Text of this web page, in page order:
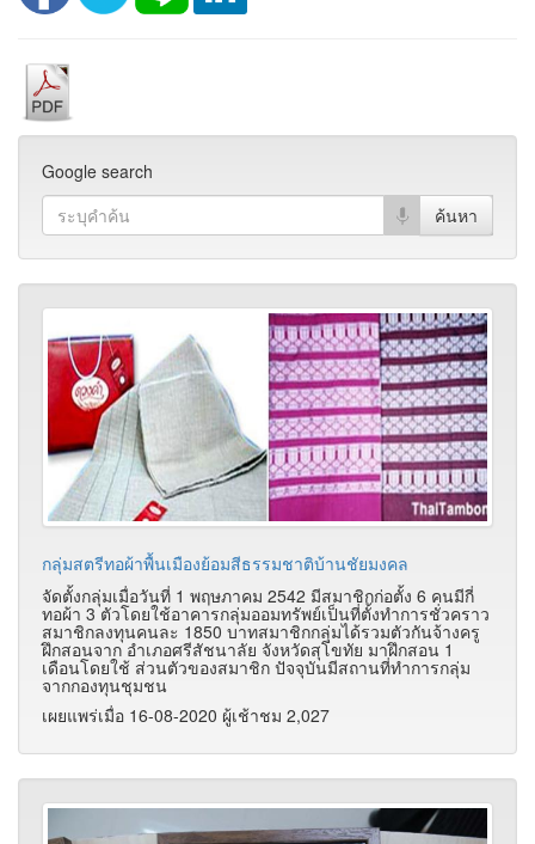
Google search
กลุ่มสตรีทอผ้าพื้นเมืองย้อมสีธรรมชาติบ้านชัยมงคล
จัดตั้งกลุ่มเมื่อวันที่ 1 พฤษภาคม 2542 มีสมาชิกก่อตั้ง 6 คนมีกี่
ทอผ้า 3 ตัวโดยใช้อาคารกลุ่มออมทรัพย์เป็นที่ตั้งทำการชั่วคราว
สมาชิกลงทุนคนละ 1850 บาทสมาชิกกลุ่มได้รวมตัวกันจ้างครู
ฝึกสอนจาก อำเภอศรีสัชนาลัย จังหวัดสุโขทัย มาฝึกสอน 1
เดือนโดยใช้ ส่วนตัวของสมาชิก ปัจจุบันมีสถานที่ทำการกลุ่ม
จากกองทุนชุมชน
เผยแพร่เมื่อ 16-08-2020 ผู้เช้าชม 2,027